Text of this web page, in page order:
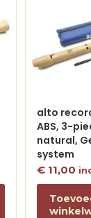
alto
ABS, 3-
natural,
system
€ 11,00